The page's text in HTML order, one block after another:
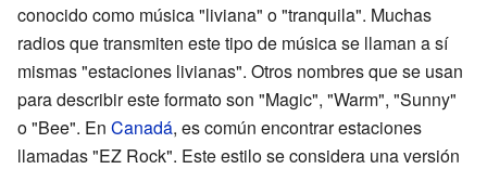
conocido como música "liviana" o "tranquila". Muchas
radios que transmiten este tipo de música se llaman a sí
mismas "estaciones livianas". Otros nombres que se usan
para describir este formato son "Magic", "Warm", "Sunny"
o "Bee". En Canadá, es común encontrar estaciones
llamadas "EZ Rock". Este estilo se considera una versión